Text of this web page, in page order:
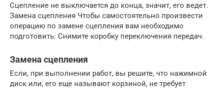
Сцепление не выключается до конца, значит, его ведет.
Замена сцепления Чтобы самостоятельно произвести
операцию по замене сцепления вам необходимо
подготовить: Снимите коробку переключения передач.
Замена сцепления
Если, при выполнении работ, вы решите, что нажимной
диск или, его еще называют корзиной, не требует